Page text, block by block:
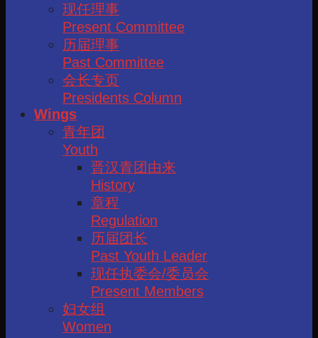
现任理事
Present Committee
历届理事
Past Committee
会长专页
Presidents Column
Wings
青年团
Youth
晋汉青团由来
History
章程
Regulation
历届团长
Past Youth Leader
现任执委会/委员会
Present Members
妇女组
Women